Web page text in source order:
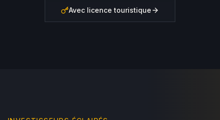
Avec licence touristique